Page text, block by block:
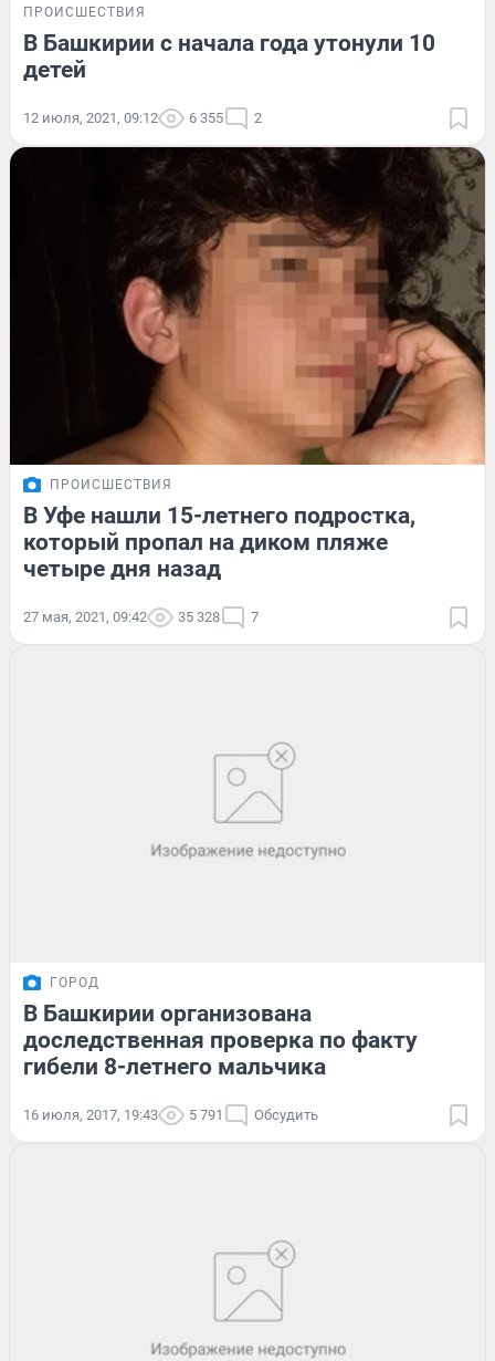
ПРОИСШЕСТВИЯ
В Башкирии с начала года утонули 10
детей
12 июля, 2021, 09:12 6 355 2
ПРОИСШЕСТВИЯ
В Уфе нашли 15-летнего подростка,
который пропал на диком пляже
четыре дня назад
27 мая, 2021, 09:42 35 328 7
ГОРОД
В Башкирии организована
доследственная проверка по факту
гибели 8-летнего мальчика
16 июля, 2017, 19:43 5 791 Обсудить